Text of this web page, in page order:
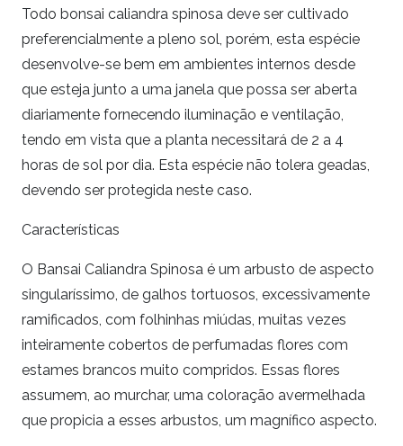
Todo bonsai caliandra spinosa deve ser cultivado
preferencialmente a pleno sol, porém, esta espécie
desenvolve-se bem em ambientes internos desde
que esteja junto a uma janela que possa ser aberta
diariamente fornecendo iluminação e ventilação,
tendo em vista que a planta necessitará de 2 a 4
horas de sol por dia. Esta espécie não tolera geadas,
devendo ser protegida neste caso.
Características
O Bansai Caliandra Spinosa é um arbusto de aspecto
singularíssimo, de galhos tortuosos, excessivamente
ramificados, com folhinhas miúdas, muitas vezes
inteiramente cobertos de perfumadas flores com
estames brancos muito compridos. Essas flores
assumem, ao murchar, uma coloração avermelhada
que propicia a esses arbustos, um magnífico aspecto.